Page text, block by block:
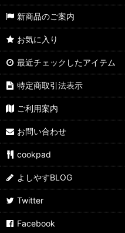
カレーパン
ぶたまん
スパイス・ふりかけ
飲料
サイドメニュー
よしやすフェス
新商品のご案内
お気に入り
最近チェックしたアイテム
特定商取引法表示
ご利用案内
お問い合わせ
cookpad
よしやすBLOG
Twitter
Facebook